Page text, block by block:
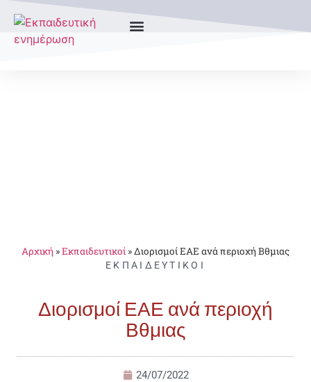
Αρχική »Εκπαιδευτικοί »Διορισμοί ΕΑΕ ανά περιοχή Βθμιας
ΕΚΠΑΙΔΕΥΤΙΚΟΊ
Διορισμοί ΕΑΕ ανά περιοχή
Βθμιας
24/07/2022